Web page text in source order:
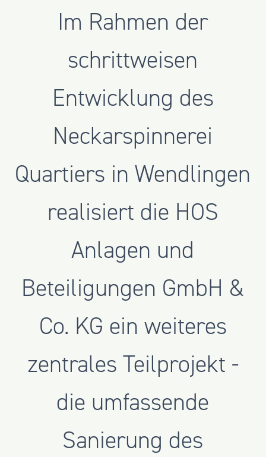
Im Rahmen der
schrittweisen
Entwicklung des
Neckarspinnerei
Quartiers in Wendlingen
realisiert die HOS
Anlagen und
Beteiligungen GmbH &
Co. KG ein weiteres
zentrales Teilprojekt -
die umfassende
Sanierung des